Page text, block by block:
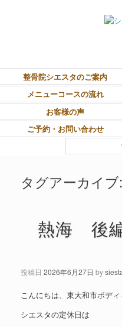
整骨院シエスタのご案内
メニューコースの流れ
お客様の声
ご予約・お問い合わせ
タグアーカイブ:
熱海 後
投稿日 2026年6月27日 by
こんにちは、東大和市ボデ
シエスタの定休日は